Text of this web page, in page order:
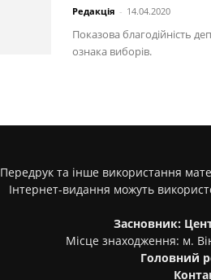
Редакція - 14.04.2020
Показова благодійність
ознака виборів.
Передрук та інше використання
Інтернет-видання можуть
Засновник:
Місце знаходження: м.
Головний